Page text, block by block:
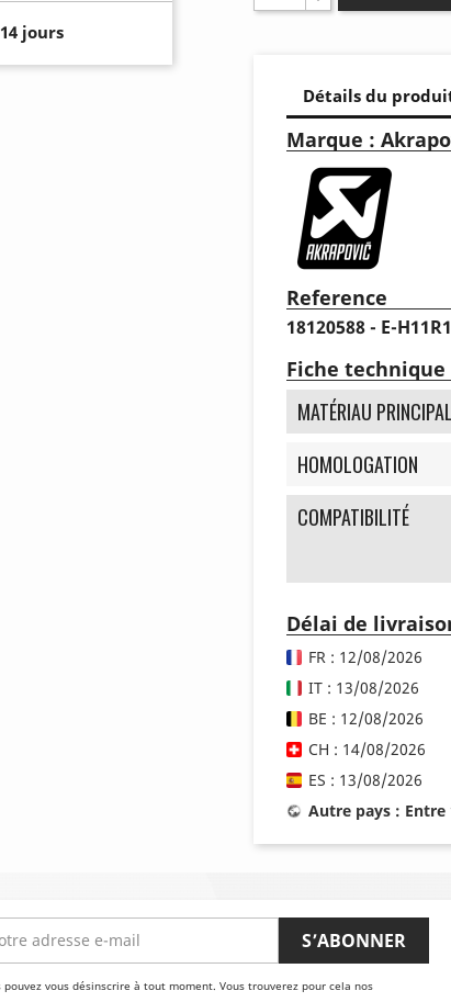
jours
Détails du
Marque :
Reference
18120588 - E-H11R1
Fiche technique
MATÉRIAU PRINCIPAL
HOMOLOGATION
COMPATIBILITÉ
Délai de
FR : 12/08/2026
IT : 13/08/2026
BE : 12/08/2026
CH : 14/08/2026
ES : 13/08/2026
Autre pays :
pouvez vous désinscrire à tout moment. Vous trouverez pour cela nos